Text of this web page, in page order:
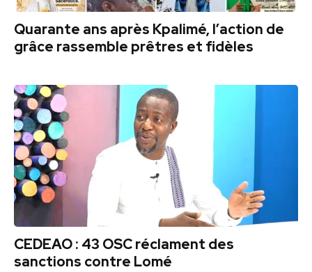
Quarante ans après Kpalimé, l’action de
grâce rassemble prêtres et fidèles
CEDEAO : 43 OSC réclament des
sanctions contre Lomé